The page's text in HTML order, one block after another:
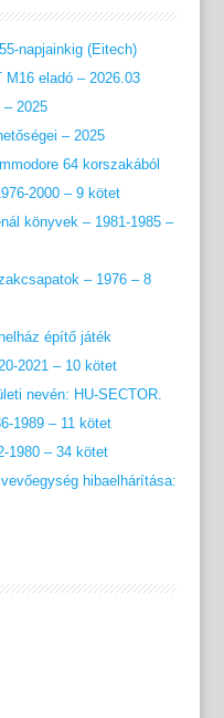
napjainkig (Eitech)
eladó – 2026.03
– 2025
– 2025
64 korszakából
2000 – 9 kötet
könyvek – 1981-1985 –
– 1976 – 8
építő játék
2021 – 10 kötet
nevén: HU-SECTOR.
1989 – 11 kötet
1980 – 34 kötet
hibaelhárítása: